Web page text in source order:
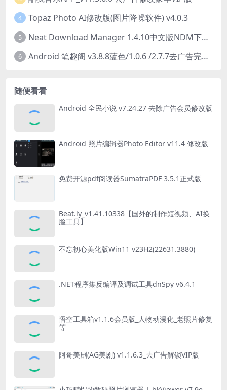
4 Topaz Photo AI修改版(图片降噪软件) v4.0.3
5 Neat Download Manager 1.4.10中文版NDM下载器简称NDM
6 Android 笔趣阁 v3.8.8蓝色/1.0.6 /2.7.7去广告完美版
随便看看
Android 全民小说 v7.24.27 去除广告会员修改版
Android 照片编辑器Photo Editor v11.4 修改版
免费开源pdf阅读器SumatraPDF 3.5.1正式版
Beat.ly_v1.41.10338【国外的制作短视频、AI换
脸工具】
不忘初心美化版Win11 v23H2(22631.3880)
.NET程序集反编译及调试工具dnSpy v6.4.1
悟空工具箱v1.1.6会员版_人物动漫化_老照片修复
等
阿哥美剧(AG美剧) v1.1.6.3_去广告解锁VIP版